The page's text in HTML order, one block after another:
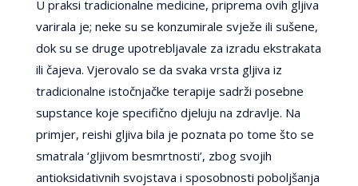
U praksi tradicionalne medicine, priprema ovih gljiva
varirala je; neke su se konzumirale svježe ili sušene,
dok su se druge upotrebljavale za izradu ekstrakata
ili čajeva. Vjerovalo se da svaka vrsta gljiva iz
tradicionalne istočnjačke terapije sadrži posebne
supstance koje specifično djeluju na zdravlje. Na
primjer, reishi gljiva bila je poznata po tome što se
smatrala ‘gljivom besmrtnosti’, zbog svojih
antioksidativnih svojstava i sposobnosti poboljšanja